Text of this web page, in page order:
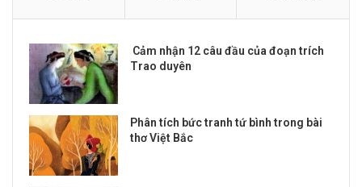
Cảm nhận 12 câu đầu của đoạn trích
Trao duyên
Phân tích bức tranh tứ bình trong bài
thơ Việt Bắc